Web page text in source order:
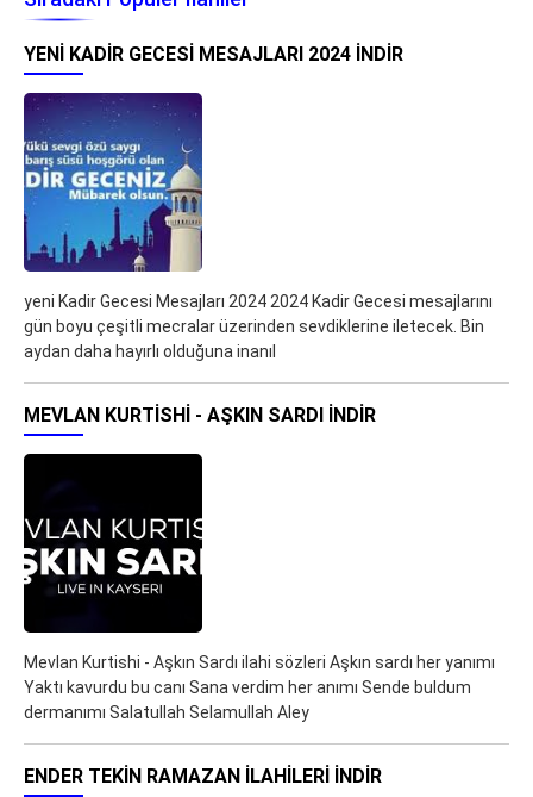
YENI KADIR GECESI MESAJLARI 2024 İNDIR
yeni Kadir Gecesi Mesajları 2024 2024 Kadir Gecesi mesajlarını
gün boyu çeşitli mecralar üzerinden sevdiklerine iletecek. Bin
aydan daha hayırlı olduğuna inanıl
MEVLAN KURTISHI - AŞKIN SARDI İNDIR
Mevlan Kurtishi - Aşkın Sardı ilahi sözleri Aşkın sardı her yanımı
Yaktı kavurdu bu canı Sana verdim her anımı Sende buldum
dermanımı Salatullah Selamullah Aley
ENDER TEKIN RAMAZAN İLAHILERI İNDIR